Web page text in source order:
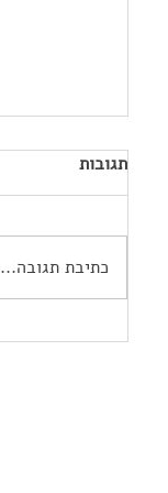
תגובות
כתיבת תגובה...